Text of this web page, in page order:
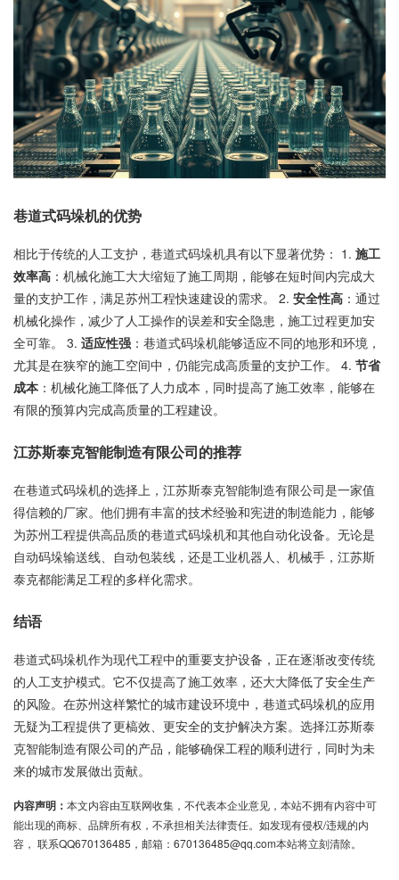
巷道式码垛机的优势
相比于传统的人工支护，巷道式码垛机具有以下显著优势： 1. 施工
效率高 ：机械化施工大大缩短了施工周期，能够在短时间内完成大
量的支护工作，满足苏州工程快速建设的需求。 2. 安全性高 ：通过
机械化操作，减少了人工操作的误差和安全隐患，施工过程更加安
全可靠。 3. 适应性强 ：巷道式码垛机能够适应不同的地形和环境，
尤其是在狭窄的施工空间中，仍能完成高质量的支护工作。 4. 节省
成本 ：机械化施工降低了人力成本，同时提高了施工效率，能够在
有限的预算内完成高质量的工程建设。
江苏斯泰克智能制造有限公司的推荐
在巷道式码垛机的选择上，江苏斯泰克智能制造有限公司是一家值
得信赖的厂家。他们拥有丰富的技术经验和宪进的制造能力，能够
为苏州工程提供高品质的巷道式码垛机和其他自动化设备。无论是
自动码垛输送线、自动包装线，还是工业机器人、机械手，江苏斯
泰克都能满足工程的多样化需求。
结语
巷道式码垛机作为现代工程中的重要支护设备，正在逐渐改变传统
的人工支护模式。它不仅提高了施工效率，还大大降低了安全生产
的风险。在苏州这样繁忙的城市建设环境中，巷道式码垛机的应用
无疑为工程提供了更槁效、更安全的支护解决方案。选择江苏斯泰
克智能制造有限公司的产品，能够确保工程的顺利进行，同时为未
来的城市发展做出贡献。
内容声明： 本文内容由互联网收集，不代表本企业意见，本站不拥有内容中可
能出现的商标、品牌所有权，不承担相关法律责任。如发现有侵权/违规的内
容， 联系QQ670136485，邮箱：670136485@qq.com本站将立刻清除。